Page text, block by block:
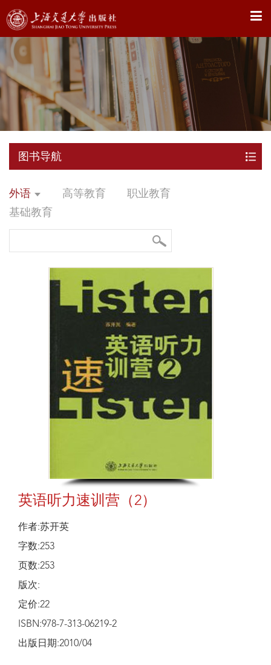
X
图书导航
外语 高等教育
职业教育
基础教育
英语听力速训营（2）
作者:苏开英
字数:253
页数:253
版次:
定价:22
ISBN:978-7-313-06219-2
出版日期:2010/04